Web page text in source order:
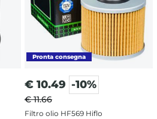
€ 10.49 -10%
€ 11.66
Filtro olio HF569 Hiflo